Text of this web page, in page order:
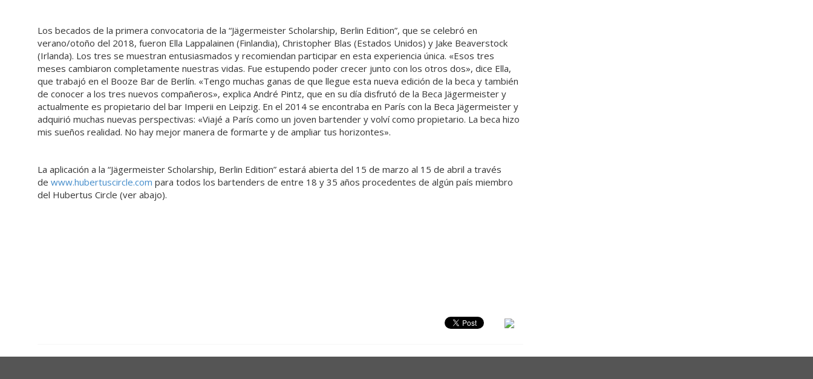
Los becados de la primera convocatoria de la “Jägermeister Scholarship, Berlin Edition”, que se celebró en
verano/otoño del 2018, fueron Ella Lappalainen (Finlandia), Christopher Blas (Estados Unidos) y Jake Beaverstock
(Irlanda). Los tres se muestran entusiasmados y recomiendan participar en esta experiencia única. «Esos tres
meses cambiaron completamente nuestras vidas. Fue estupendo poder crecer junto con los otros dos», dice Ella,
que trabajó en el Booze Bar de Berlín. «Tengo muchas ganas de que llegue esta nueva edición de la beca y también
de conocer a los tres nuevos compañeros», explica André Pintz, que en su día disfrutó de la Beca Jägermeister y
actualmente es propietario del bar Imperii en Leipzig. En el 2014 se encontraba en París con la Beca Jägermeister y
adquirió muchas nuevas perspectivas: «Viajé a París como un joven bartender y volví como propietario. La beca hizo
mis sueños realidad. No hay mejor manera de formarte y de ampliar tus horizontes».
La aplicación a la “Jägermeister Scholarship, Berlin Edition” estará abierta del 15 de marzo al 15 de abril a través
de www.hubertuscircle.com para todos los bartenders de entre 18 y 35 años procedentes de algún país miembro
del Hubertus Circle (ver abajo).